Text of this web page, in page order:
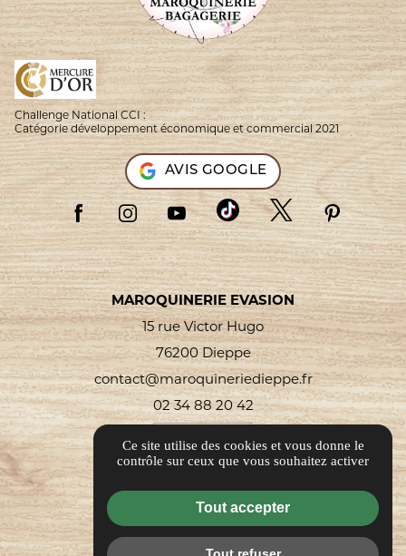
Challenge National CCI :
Catégorie développement économique et commercial 2021
AVIS GOOGLE
MAROQUINERIE EVASION
15 rue Victor Hugo
76200 Dieppe
contact@maroquineriedieppe.fr
02 34 88 20 42
Itinéraire
Informations complémentaires
Mentions légales
Politique de confidentialité
Ce site utilise des cookies et vous donne le
contrôle sur ceux que vous souhaitez activer
Tout accepter